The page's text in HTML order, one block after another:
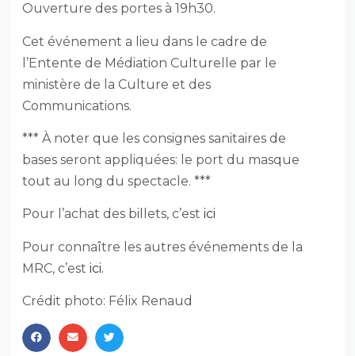
Ouverture des portes à 19h30.
Cet événement a lieu dans le cadre de
l’Entente de Médiation Culturelle par le
ministère de la Culture et des
Communications.
*** À noter que les consignes sanitaires de
bases seront appliquées: le port du masque
tout au long du spectacle. ***
Pour l’achat des billets, c’estici
Pour connaître les autres événements de la
MRC, c’estici.
Crédit photo: Félix Renaud